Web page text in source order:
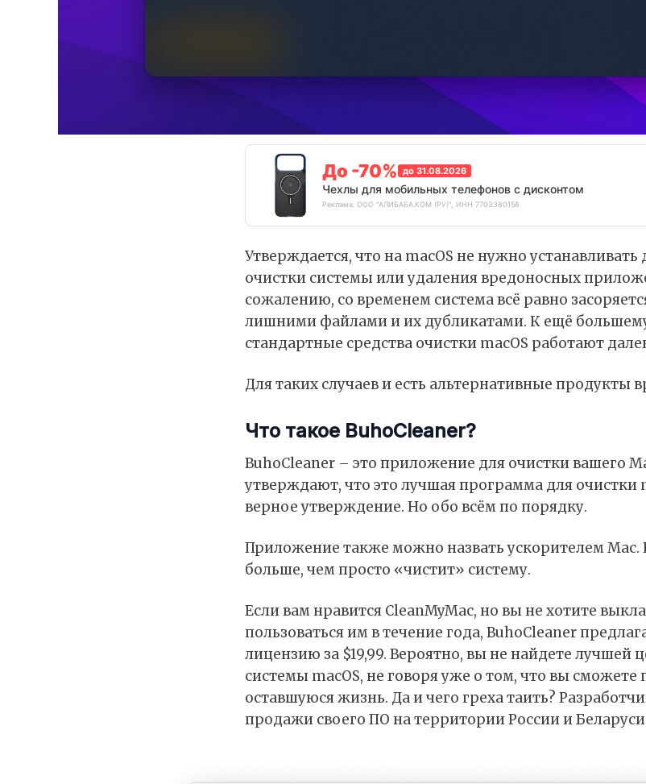
До -70% до 31.08.2026
Чехлы для мобильных телефонов с дисконтом
Реклама. ООО "АЛИБАБА.КОМ (РУ)", ИНН 7703380158
Утверждается, что на macOS не нужно
очистки системы или удаления вредоносных
сожалению, со временем система всё равно
лишними файлами и их дубликатами. К ещё
стандартные средства очистки macOS работают
Для таких случаев и есть альтернативные продукты
Что такое BuhoCleaner?
BuhoCleaner – это приложение для очистки вашего
утверждают, что это лучшая программа для очистки
верное утверждение. Но обо всём по порядку.
Приложение также можно назвать ускорителем Mac.
больше, чем просто «чистит» систему.
Если вам нравится CleanMyMac, но вы не хотите
пользоваться им в течение года, BuhoCleaner
лицензию за $19,99. Вероятно, вы не найдете лучшей
системы macOS, не говоря уже о том, что вы сможете
оставшуюся жизнь. Да и чего греха таить?
продажи своего ПО на территории России и